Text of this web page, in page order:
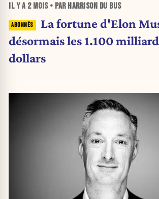
IL Y A 2 MOIS• PAR HARRISON DU BUS
La fortune d'Elon
désormais les 1.100
dollars